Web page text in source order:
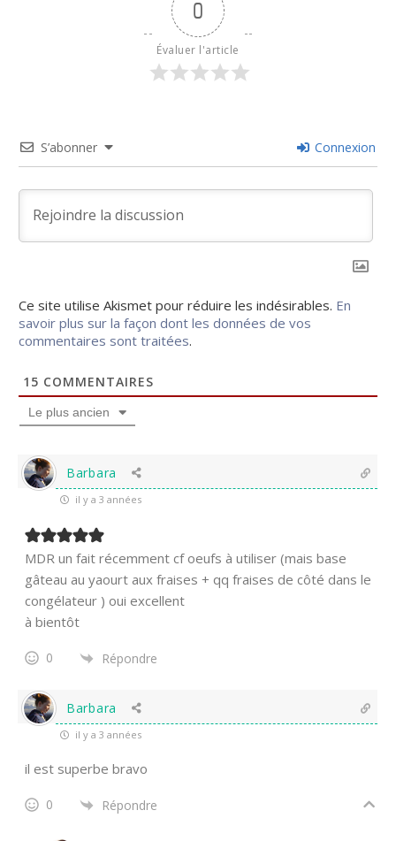
0
Évaluer l'article
S’abonner Connexion
Ce site utilise Akismet pour réduire les indésirables. En
savoir plus sur la façon dont les données de vos
commentaires sont traitées.
15 COMMENTAIRES
Le plus ancien
Barbara
il y a 3 années
MDR un fait récemment cf oeufs à utiliser (mais base
gâteau au yaourt aux fraises + qq fraises de côté dans le
congélateur ) oui excellent
à bientôt
0 Répondre
Barbara
il y a 3 années
il est superbe bravo
0 Répondre